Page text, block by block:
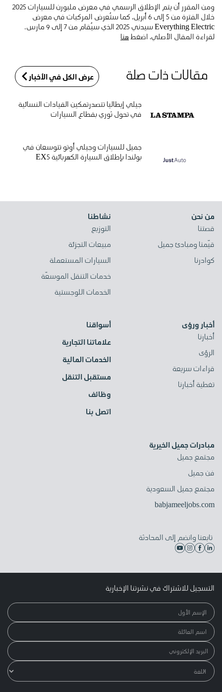
ومن المقرر أن يتم الإطلاق الرسمي في معرض ملبورن للسيارات 2025
خلال الفترة من 5 إلى 6 أبريل، كما ستُعرض المركبات في معرض
Everything Electric سيدني 2025 الذي سيُقام من 7 إلى 9 مارس.
لقراءة المقال الأصلي، اضغطهنا
مقالات ذات صلة عرض الكل في الأخبار
جيلي إيطاليا تتصدرتمكين القيادات النسائية
في تحول ثوري بقطاع السيارات
جميل للسيارات وجيلي أوتو تتوسعان في
بولندا بإطلاق السيارة الكهربائية EX5
من نحن
قصتنا
قيّمنا ومبادئ جميل
كوادرنا
نشاطنا
التوزيع
مبيعات التجزئة
السيارات المستعملة
خدمات التنقل الموسعّة
الخدمات اللوجستية
أخبار ورؤى
أخبارنا
الرؤى
قراءات سريعة
تغطية أخبارنا
أسواقنا
علاماتنا التجارية
الخدمات المالية
مستقبل التنقل
وظائف
اتصل بنا
مبادرات جميل الخيرية
مجتمع جميل
فن جميل
مجتمع جميل السعودية
babjameeljobs.com
تابعنا وانضم إلى المحادثة
التسجيل للاشتراك في نشرتنا الإخبارية